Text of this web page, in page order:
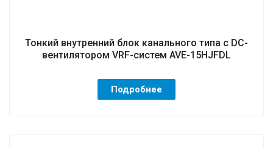
Тонкий внутренний блок канального типа с DC-
вентилятором VRF-систем AVE-15HJFDL
Подробнее